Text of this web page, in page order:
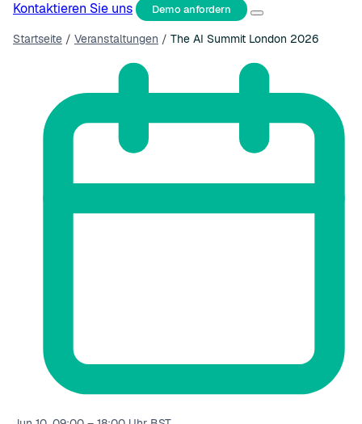
Kontaktieren Sie uns Demo anfordern
Startseite / Veranstaltungen / The AI Summit London 2026